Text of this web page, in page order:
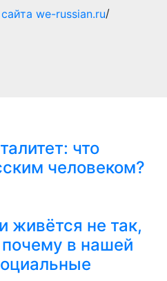
/
что
человеком?
живётся не так,
в нашей